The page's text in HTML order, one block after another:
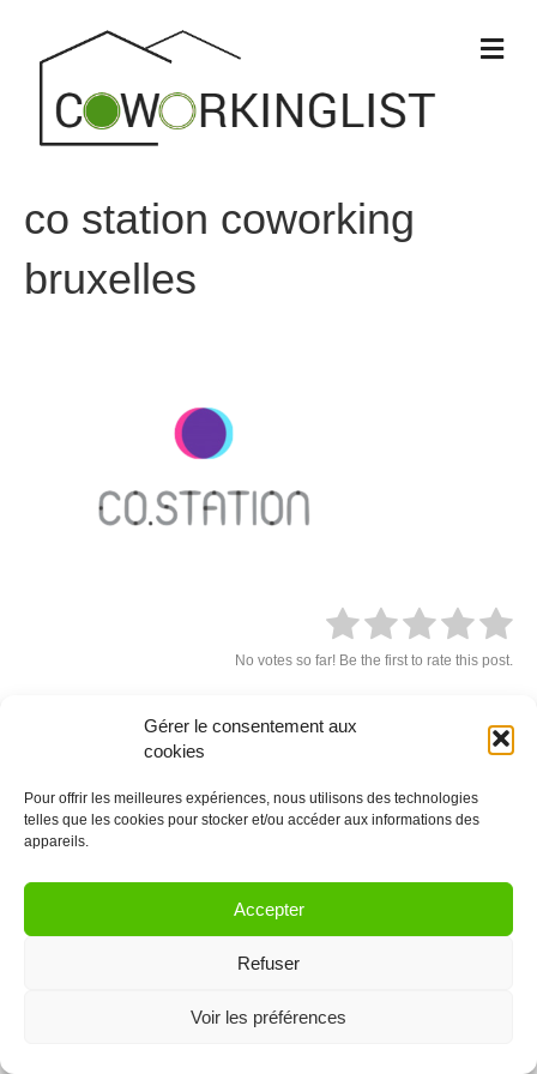
Gérer le consentement aux
cookies
Pour offrir les meilleures expériences, nous utilisons des technologies
telles que les cookies pour stocker et/ou accéder aux informations des
appareils.
Accepter
Refuser
Voir les préférences
M
e
co station coworking
bruxelles
No votes so far! Be the first to rate this post.
Vous devez êtreconnectésafin de publier un commentaire.